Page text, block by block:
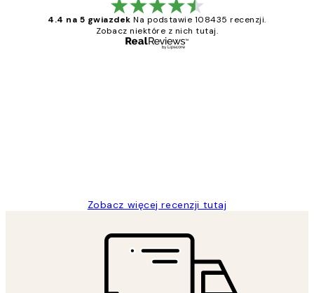
4.4 na 5 gwiazdek Na podstawie 108435 recenzji.
Zobacz niektóre z nich tutaj.
Zobacz więcej recenzji tutaj